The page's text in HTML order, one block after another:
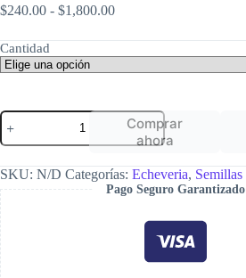
$240.00 - $1,800.00Rango
precios:
desde
$240.00
Cantidad
Echeveria
halbingeri
var.
mejoradae
cantidad
Comprar
ahora
SKU: N/D Categorías: Echeveria, Semillas
Pago Seguro Garantizado